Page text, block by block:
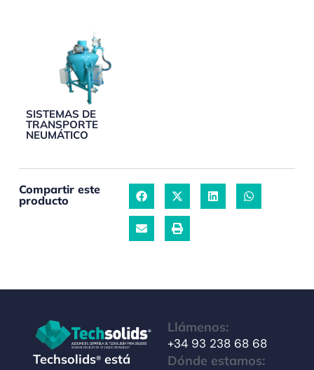
SISTEMAS DE
TRANSPORTE
NEUMÁTICO
Compartir este
producto
Techsolids®está
Llámenos:
+34 93 238 68 68
Dónde estamos: